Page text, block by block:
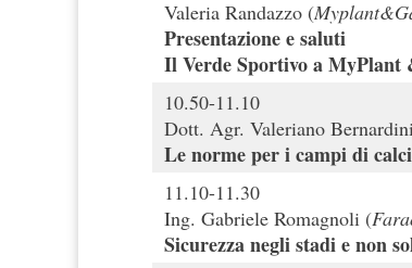
Valeria Randazzo (
Presentazione e saluti
Il Verde Sportivo a MyPlant
10.50-11.10
Dott. Agr. Valeriano
Le norme per i campi di
11.10-11.30
Ing. Gabriele Romagnoli (
Sicurezza negli stadi e non